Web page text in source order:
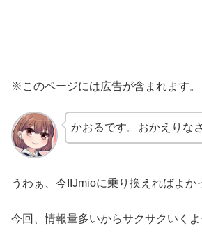
※このページには広告が含まれます。
かおるです。おかえりなさ
うわぁ、今IIJmioに乗り換えればよか
今回、情報量多いからサクサクいくよ